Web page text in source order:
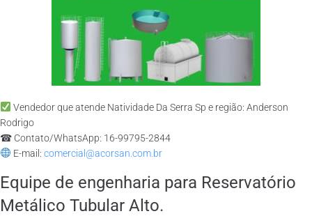
Vendedor que atende Natividade Da Serra Sp e região: Anderson
Rodrigo
☎ Contato/WhatsApp: 16-99795-2844
E-mail: comercial@acorsan.com.br
Equipe de engenharia para Reservatório
Metálico Tubular Alto.